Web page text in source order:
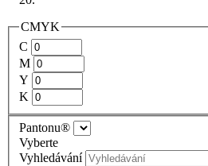
CMYK
C
M
Y
K
Pantonu®
Vyberte
Vyhledávání